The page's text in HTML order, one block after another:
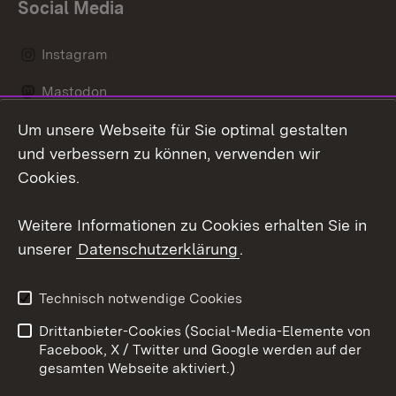
Social Media
Instagram
Mastodon
Messenger
Kontakt
Impressum
Cookies
Um unsere Webseite für Sie optimal gestalten
und verbessern zu können, verwenden wir
Cookies.
Weitere Informationen zu Cookies erhalten Sie in
unserer Datenschutzerklärung.
Technisch notwendige Cookies
Drittanbieter-Cookies (Social-Media-Elemente von
Facebook, X / Twitter und Google werden auf der
gesamten Webseite aktiviert.)